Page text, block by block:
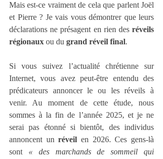
Mais est-ce vraiment de cela que parlent Joël
et Pierre ? Je vais vous démontrer que leurs
déclarations ne présagent en rien des réveils
régionaux ou du grand réveil final.
Si vous suivez l’actualité chrétienne sur
Internet, vous avez peut-être entendu des
prédicateurs annoncer le ou les réveils à
venir. Au moment de cette étude, nous
sommes à la fin de l’année 2025, et je ne
serai pas étonné si bientôt, des individus
annoncent un réveil en 2026. Ces gens-là
sont « des marchands de sommeil qui